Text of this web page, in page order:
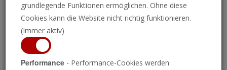
Bücher und Broschüren
grundlegende Funktionen ermöglichen. Ohne diese
Cookies kann die Website nicht richtig funktionieren.
(Immer aktiv)
Performance - Performance-Cookies werden